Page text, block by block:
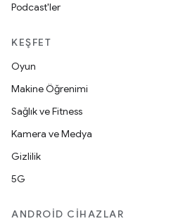
Podcast'ler
KEŞFET
Oyun
Makine Öğrenimi
Sağlık ve Fitness
Kamera ve Medya
Gizlilik
5G
ANDROID CIHAZLAR